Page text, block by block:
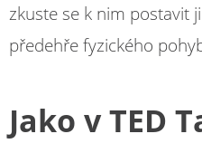
zkuste se k nim postavit
předehře fyzického
Jako v TED